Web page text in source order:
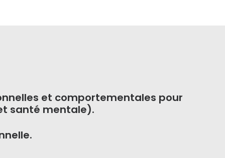
et comportementales pour
santé mentale).